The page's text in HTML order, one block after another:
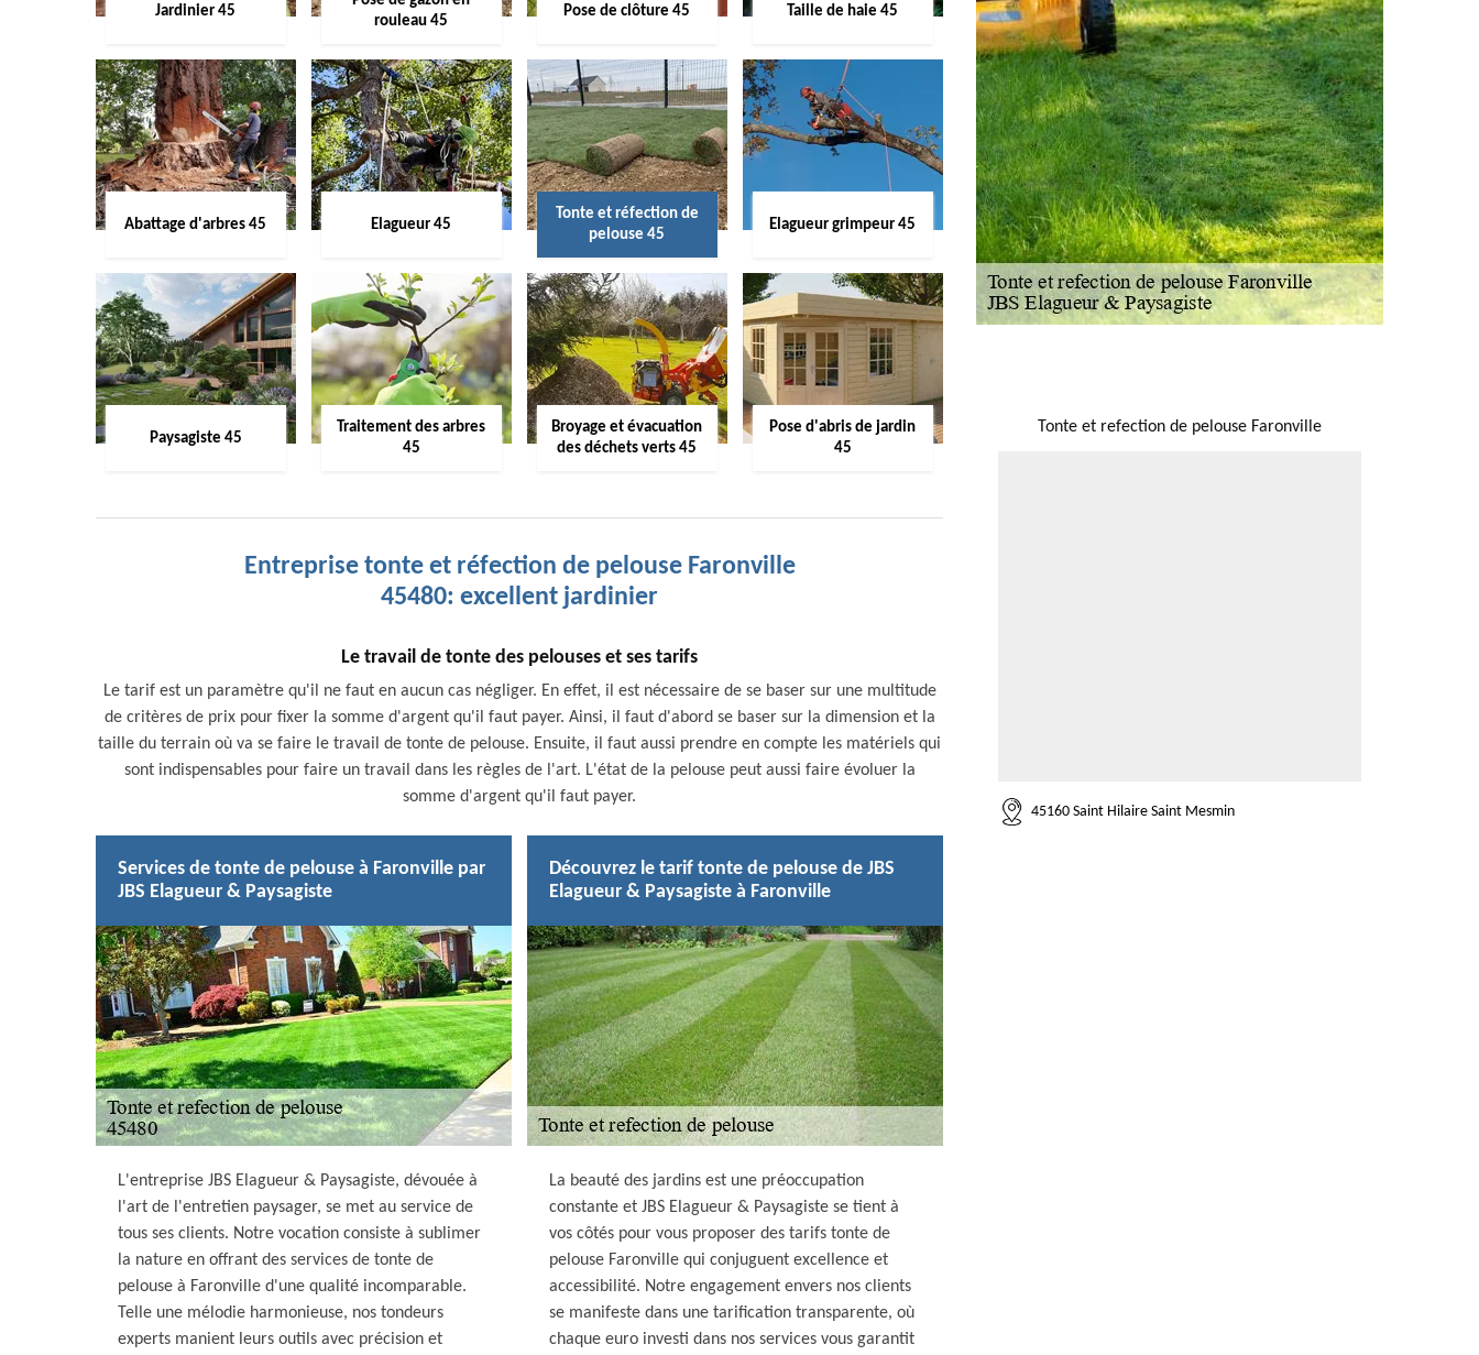
Jardinier 45
rouleau 45
Pose de clôture 45 Taille de haie 45
Abattage d'arbres 45 Elagueur 45
Tonte et réfection de
pelouse 45
Elagueur grimpeur 45
Paysagiste 45
Traitement des arbres
45
Broyage et évacuation
des déchets verts 45
Pose d'abris de jardin
45
Entreprise tonte et réfection de pelouse Faronville
45480: excellent jardinier
Le travail de tonte des pelouses et ses tarifs
Le tarif est un paramètre qu'il ne faut en aucun cas négliger. En effet, il est nécessaire de se baser sur une multitude
de critères de prix pour fixer la somme d'argent qu'il faut payer. Ainsi, il faut d'abord se baser sur la dimension et la
taille du terrain où va se faire le travail de tonte de pelouse. Ensuite, il faut aussi prendre en compte les matériels qui
sont indispensables pour faire un travail dans les règles de l'art. L'état de la pelouse peut aussi faire évoluer la
somme d'argent qu'il faut payer.
Services de tonte de pelouse à Faronville par
JBS Elagueur & Paysagiste
L'entreprise JBS Elagueur & Paysagiste, dévouée à
l'art de l'entretien paysager, se met au service de
tous ses clients. Notre vocation consiste à sublimer
la nature en offrant des services de tonte de
pelouse à Faronville d'une qualité incomparable.
Telle une mélodie harmonieuse, nos tondeurs
experts manient leurs outils avec précision et
Découvrez le tarif tonte de pelouse de JBS
Elagueur & Paysagiste à Faronville
La beauté des jardins est une préoccupation
constante et JBS Elagueur & Paysagiste se tient à
vos côtés pour vous proposer des tarifs tonte de
pelouse Faronville qui conjuguent excellence et
accessibilité. Notre engagement envers nos clients
se manifeste dans une tarification transparente, où
chaque euro investi dans nos services vous garantit
Tonte et refection de pelouse Faronville
45160 Saint Hilaire Saint Mesmin